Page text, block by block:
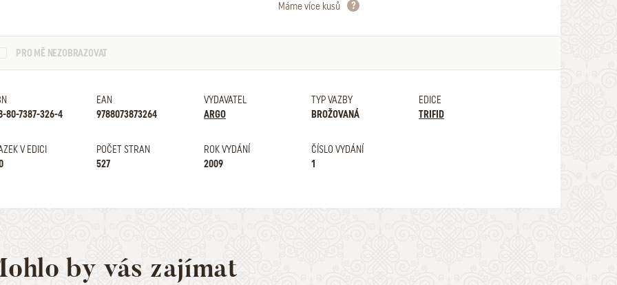
Máme více kusů
PRO MĚ NEZOBRAZOVAT
80-7387-326-4
EAN
9788073873264
VYDAVATEL
ARGO
TYP VAZBY
BROŽOVANÁ
EDICE
TRIFID
V EDICI
POČET STRAN
527
ROK VYDÁNÍ
2009
ČÍSLO VYDÁNÍ
1
by vás zajímat